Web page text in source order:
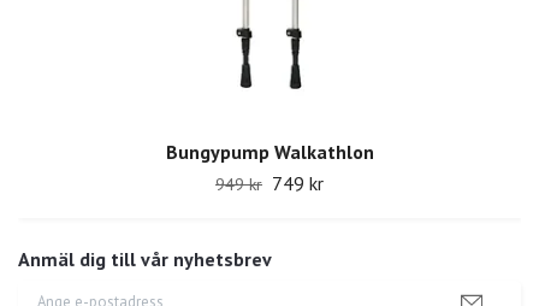
Anmäl dig till vår nyhetsbrev
Bungypump Walkathlon
949 kr 749 kr